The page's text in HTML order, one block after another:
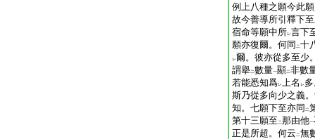
例上八種之願今此
故今善導所引釋下
宿命等願中所レ言下
願亦復爾。何同 二十
レ爾。彼亦從多至少
謂擧二數量一顯二非數
若能悉知爲レ上名 レ
斯乃從多向少之義
知。七願下至亦同 二
第十三願至 二那由他一
正是所超。何云 二無